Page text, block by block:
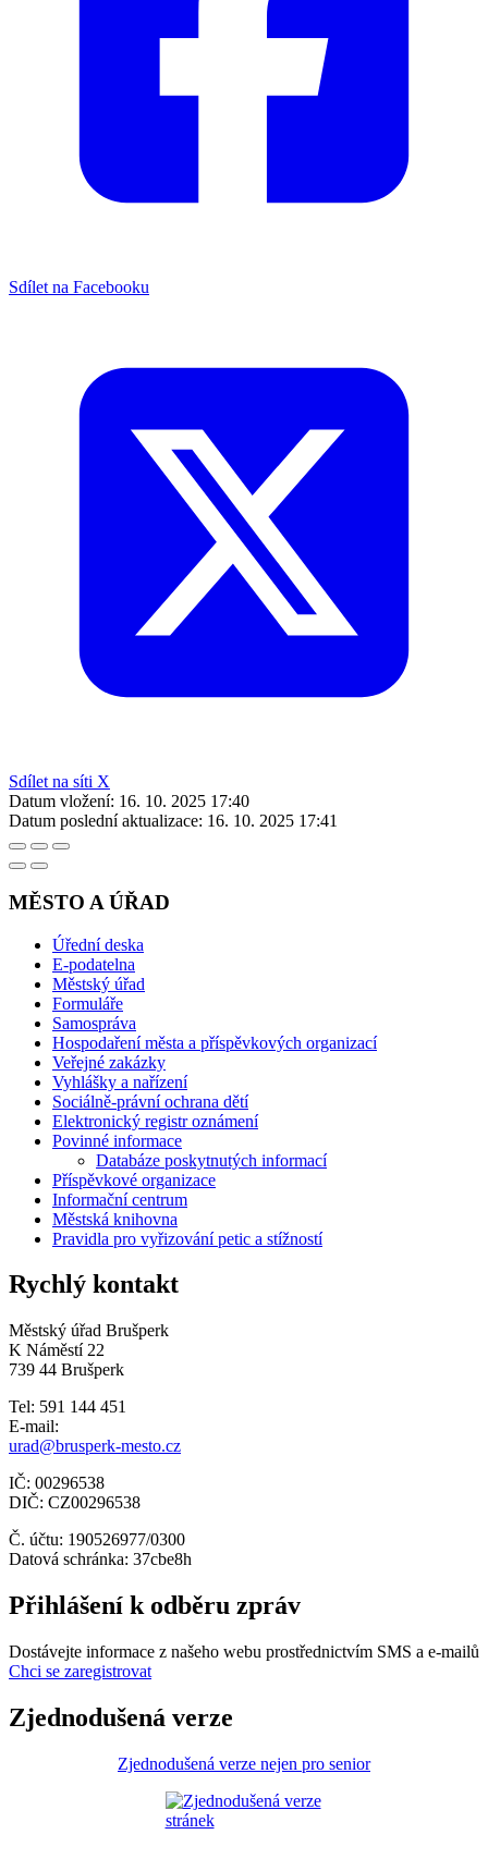
Sdílet na Facebooku
Sdílet na síti X
Datum vložení: 16. 10. 2025 17:40
Datum poslední aktualizace: 16. 10. 2025 17:41
MĚSTO A ÚŘAD
Úřední deska
E-podatelna
Městský úřad
Formuláře
Samospráva
Hospodaření města a příspěvkových organizací
Veřejné zakázky
Vyhlášky a nařízení
Sociálně-právní ochrana dětí
Elektronický registr oznámení
Povinné informace
Databáze poskytnutých informací
Příspěvkové organizace
Informační centrum
Městská knihovna
Pravidla pro vyřizování petic a stížností
Rychlý kontakt
Městský úřad Brušperk
K Náměstí 22
739 44 Brušperk
Tel: 591 144 451
E-mail:
urad@brusperk-mesto.cz
IČ: 00296538
DIČ: CZ00296538
Č. účtu: 190526977/0300
Datová schránka: 37cbe8h
Přihlášení k odběru zpráv
Dostávejte informace z našeho webu prostřednictvím SMS a e-mailů
Chci se zaregistrovat
Zjednodušená verze
Zjednodušená verze nejen pro senior